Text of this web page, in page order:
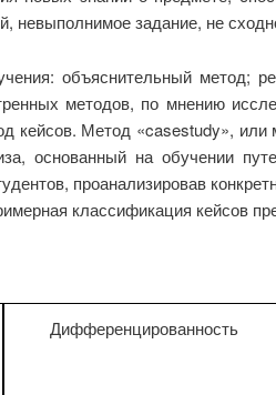
невыполнимое задание, не
объяснительный метод;
методов, по мнению
Метод «casestudy», или
основанный на обучении
проанализировав
классификация кейсов
Дифференцированность